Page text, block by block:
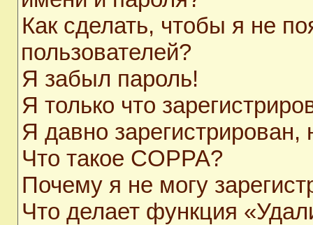
Как сделать, чтобы я не
пользователей?
Я забыл пароль!
Я только что
Я давно
Что такое COPPA?
Почему я не могу
Что делает функция